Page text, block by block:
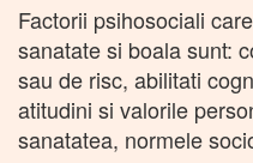
Factorii psihosociali
sanatate si boala sunt:
sau de risc, abilitati
atitudini si valorile
sanatatea, normele